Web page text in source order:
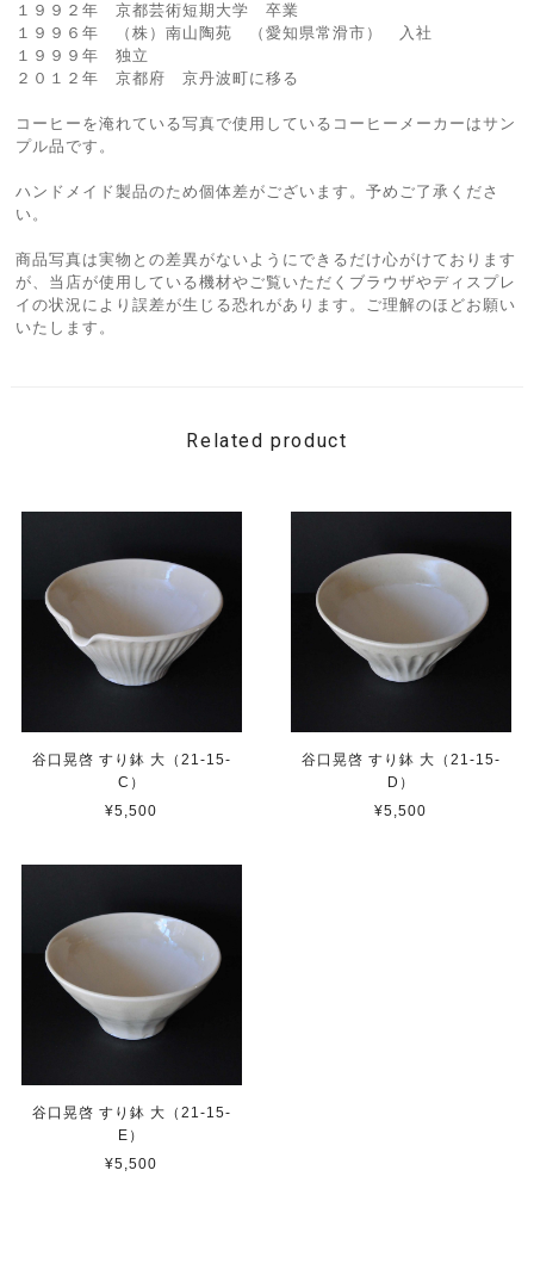
１９９２年 京都芸術短期大学 卒業
１９９６年 （株）南山陶苑 （愛知県常滑市） 入社
１９９９年 独立
２０１２年 京都府 京丹波町に移る
コーヒーを淹れている写真で使用しているコーヒーメーカーはサン
プル品です。
ハンドメイド製品のため個体差がございます。予めご了承くださ
い。
商品写真は実物との差異がないようにできるだけ心がけております
が、当店が使用している機材やご覧いただくブラウザやディスプレ
イの状況により誤差が生じる恐れがあります。ご理解のほどお願い
いたします。
Related product
谷口晃啓 すり鉢 大（21-15-
C）
¥5,500
谷口晃啓 すり鉢 大（21-15-
D）
¥5,500
谷口晃啓 すり鉢 大（21-15-
E）
¥5,500